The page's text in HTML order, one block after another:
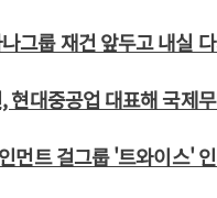
그룹 재건 앞두고 내실
대중공업 대표해 국제
먼트 걸그룹 '트와이스'